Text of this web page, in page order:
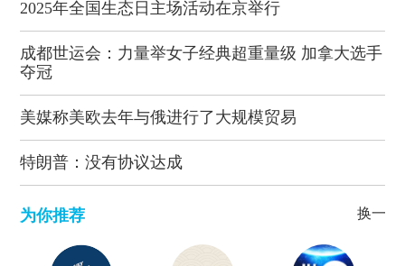
2025年全国生态日主场活动在京举行
成都世运会：力量举女子经典超重量级 加拿大选手
夺冠
美媒称美欧去年与俄进行了大规模贸易
特朗普：没有协议达成
为你推荐 换一批